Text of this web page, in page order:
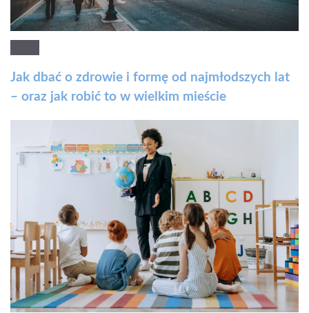
Jak dbać o zdrowie i formę od najmłodszych lat
– oraz jak robić to w wielkim mieście